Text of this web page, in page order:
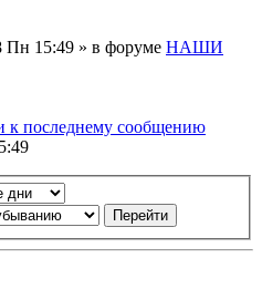
Пн 15:49 » в форуме НАШИ
к последнему сообщению